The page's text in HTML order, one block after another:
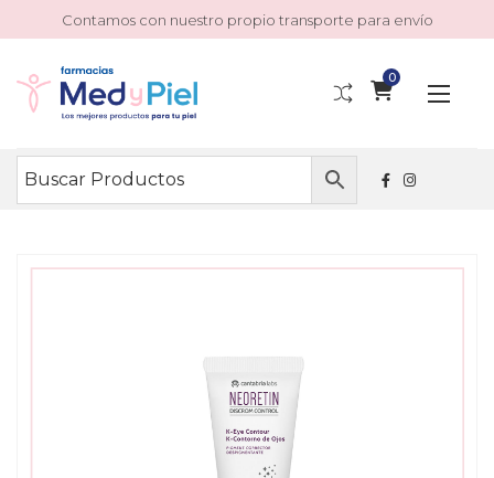
Contamos con nuestro propio transporte para envío
0